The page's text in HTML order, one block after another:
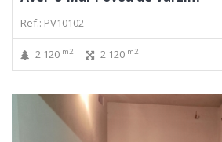
Ref.: PV10102
2 120 m2 2 120 m2